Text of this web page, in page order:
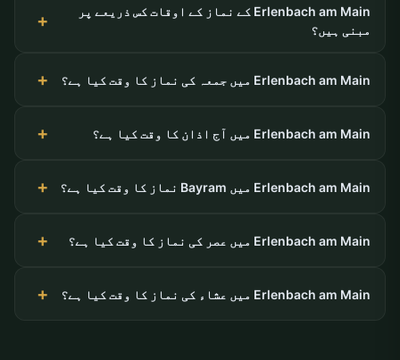
Erlenbach am Main کے نماز کے اوقات کس ذریعے پر
مبنی ہیں؟
Erlenbach am Main میں جمعہ کی نماز کا وقت کیا ہے؟
Erlenbach am Main میں آج اذان کا وقت کیا ہے؟
Erlenbach am Main میں Bayram نماز کا وقت کیا ہے؟
Erlenbach am Main میں عصر کی نماز کا وقت کیا ہے؟
Erlenbach am Main میں عشاء کی نماز کا وقت کیا ہے؟